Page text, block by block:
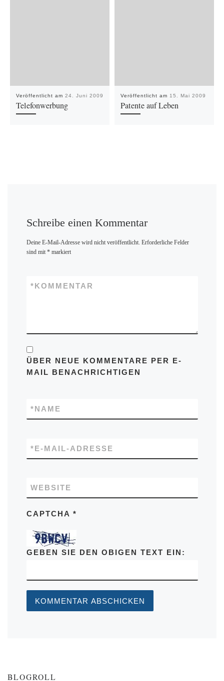
Veröffentlicht am 24. Juni 2009
Telefonwerbung
Veröffentlicht am 15. Mai 2009
Patente auf Leben
Schreibe einen Kommentar
Deine E-Mail-Adresse wird nicht veröffentlicht. Erforderliche Felder
sind mit *markiert
KOMMENTAR
*
ÜBER NEUE KOMMENTARE PER E-
MAIL BENACHRICHTIGEN
NAME
*
E-MAIL-ADRESSE
*
WEBSITE
CAPTCHA *
GEBEN SIE DEN OBIGEN TEXT EIN:
BLOGROLL